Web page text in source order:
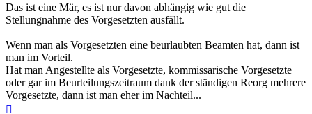
Das ist eine Mär, es ist nur davon abhängig wie gut die
Stellungnahme des Vorgesetzten ausfällt.
Wenn man als Vorgesetzten eine beurlaubten Beamten hat, dann ist
man im Vorteil.
Hat man Angestellte als Vorgesetzte, kommissarische Vorgesetzte
oder gar im Beurteilungszeitraum dank der ständigen Reorg mehrere
Vorgesetzte, dann ist man eher im Nachteil...